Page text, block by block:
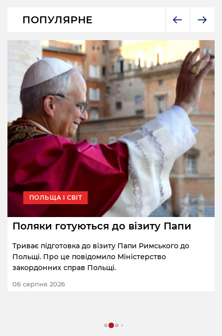
ПОПУЛЯРНЕ
ПОЛЬЩА І СВІТ
Поляки готуються до візиту Папи
Триває підготовка до візиту Папи Римського до
Польщі. Про це повідомило Міністерство
закордонних справ Польщі.
06 серпня 2026